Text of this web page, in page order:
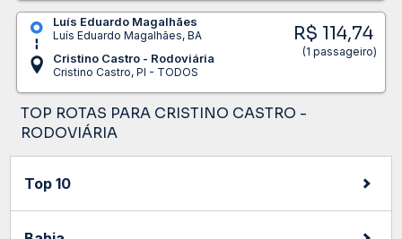
Luís Eduardo Magalhães
Luís Eduardo Magalhães, BA
Cristino Castro - Rodoviária
Cristino Castro, PI - TODOS
R$ 114,74
(1 passageiro)
TOP ROTAS PARA CRISTINO CASTRO -
RODOVIÁRIA
Top 10